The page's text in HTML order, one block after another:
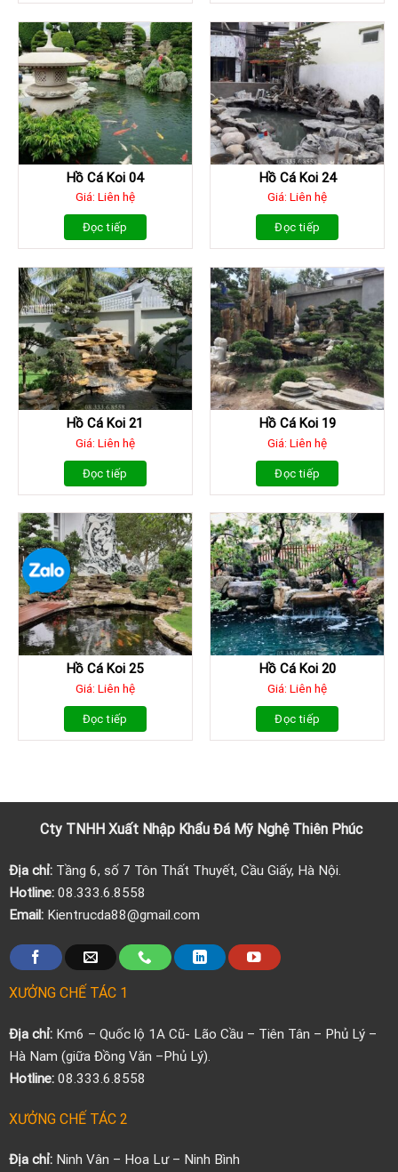
Hồ Cá Koi 04
Giá: Liên hệ
Đọc tiếp
Hồ Cá Koi 24
Giá: Liên hệ
Đọc tiếp
Hồ Cá Koi 21
Giá: Liên hệ
Đọc tiếp
Hồ Cá Koi 19
Giá: Liên hệ
Đọc tiếp
Hồ Cá Koi 25
Giá: Liên hệ
Đọc tiếp
Hồ Cá Koi 20
Giá: Liên hệ
Đọc tiếp
Cty TNHH Xuất Nhập Khẩu ĐáMỹ Nghệ Thiên Phúc
Địa chỉ: Tầng 6, số 7 Tôn Thất Thuyết, Cầu Giấy, Hà Nội.
Hotline:08.333.6.8558
Email: Kientrucda88@gmail.com
XƯỞNG CHẾ TÁC 1
Địa chỉ:Km6 – Quốc lộ 1A Cũ- Lão Cầu – Tiên Tân – Phủ Lý –
Hà Nam (giữa Đồng Văn –Phủ Lý).
Hotline: 08.333.6.8558
XƯỞNG CHẾ TÁC 2
Địa chỉ:Ninh Vân – Hoa Lư – Ninh Bình